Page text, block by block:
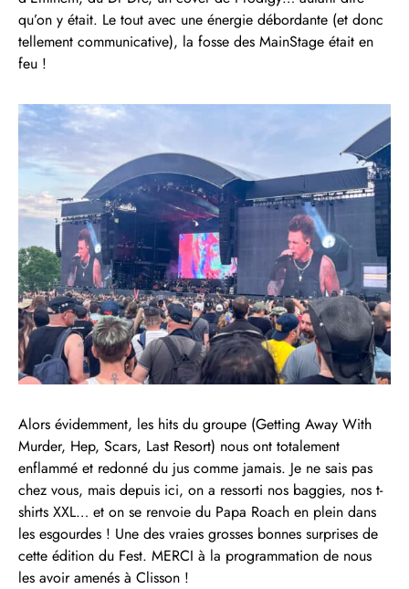
qu’on y était. Le tout avec une énergie débordante (et donc
tellement communicative), la fosse des MainStage était en
feu !
Alors évidemment, les hits du groupe (Getting Away With
Murder, Hep, Scars, Last Resort) nous ont totalement
enflammé et redonné du jus comme jamais. Je ne sais pas
chez vous, mais depuis ici, on a ressorti nos baggies, nos t-
shirts XXL… et on se renvoie du Papa Roach en plein dans
les esgourdes ! Une des vraies grosses bonnes surprises de
cette édition du Fest. MERCI à la programmation de nous
les avoir amenés à Clisson !